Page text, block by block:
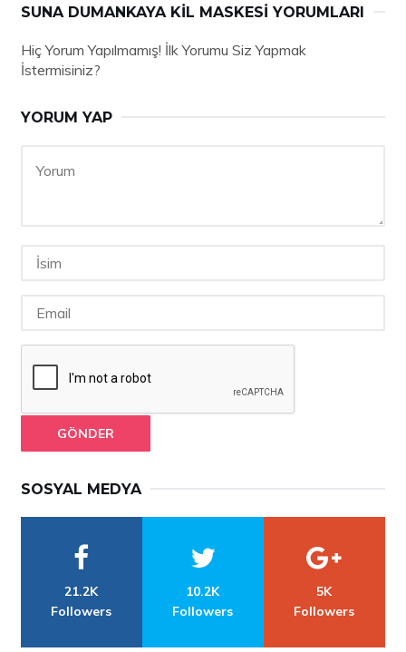
SUNA DUMANKAYA KIL MASKESI YORUMLARI
Hiç Yorum Yapılmamış! İlk Yorumu Siz Yapmak
İstermisiniz?
YORUM YAP
GÖNDER
SOSYAL MEDYA
21.2K
Followers
10.2K
Followers
5K
Followers